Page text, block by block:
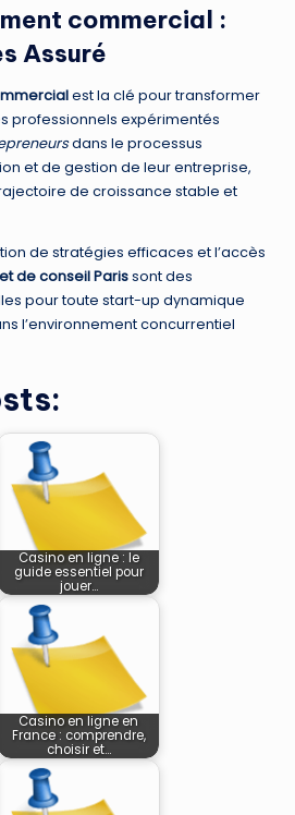
commercial :
Assuré
est la clé pour transformer
professionnels expérimentés
dans le processus
et de gestion de leur entreprise,
de croissance stable et
de stratégies efficaces et l’accès
de conseil Parissont des
pour toute start-up dynamique
l’environnement concurrentiel
Casino en ligne : le
guide essentiel pour
jouer…
Casino en ligne en
France : comprendre,
choisir et…